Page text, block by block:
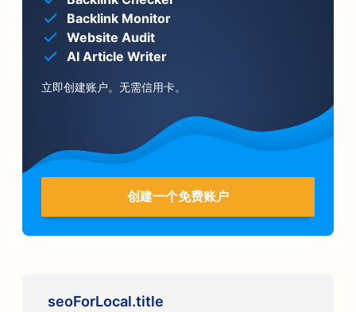
Backlink Monitor
Website Audit
AI Article Writer
立即创建账户。无需信用卡。
创建一个免费账户
seoForLocal.title